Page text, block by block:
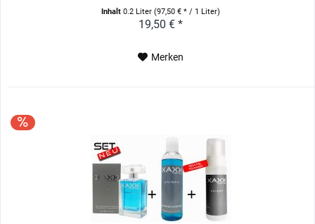
Inhalt0.2 Liter(97,50 € * / 1 Liter)
19,50 € *
Merken